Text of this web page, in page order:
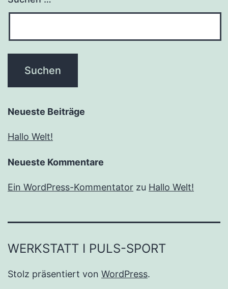
Neueste Beiträge
Hallo Welt!
Neueste Kommentare
Ein WordPress-Kommentator zu Hallo Welt!
WERKSTATT I PULS-SPORT
Stolz präsentiert von WordPress.